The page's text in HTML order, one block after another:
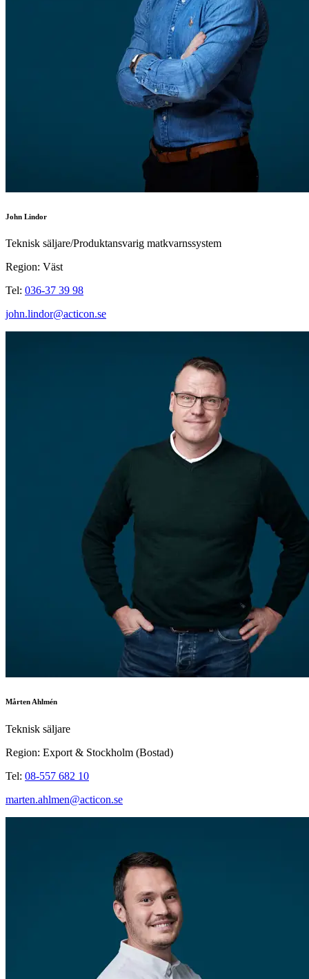
John Lindor
Teknisk säljare/Produktansvarig matkvarnssystem
Region: Väst
Tel: 036-37 39 98
john.lindor@acticon.se
Mårten Ahlmén
Teknisk säljare
Region: Export & Stockholm (Bostad)
Tel: 08-557 682 10
marten.ahlmen@acticon.se